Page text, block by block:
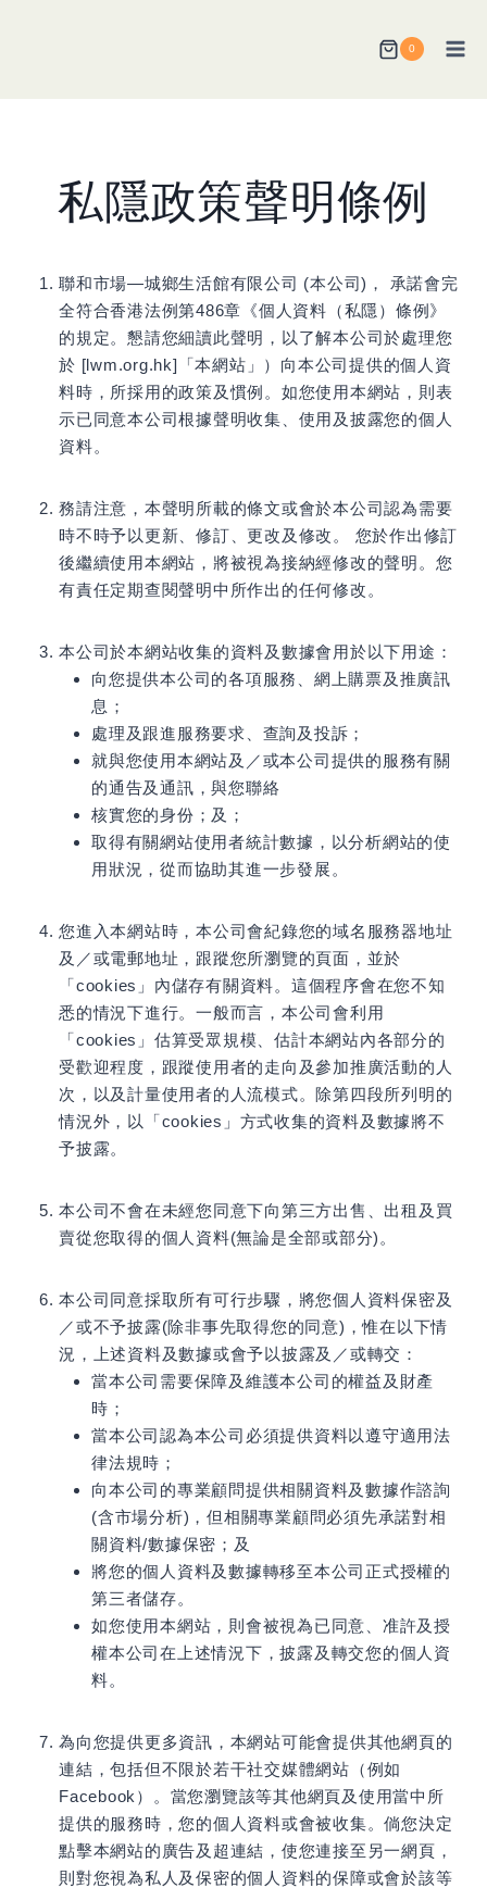
0
私隱政策聲明條例
聯和市場—城鄉生活館有限公司 (本公司)， 承諾會完
全符合香港法例第486章《個人資料（私隱）條例》
的規定。懇請您細讀此聲明，以了解本公司於處理您
於 [lwm.org.hk]「本網站」）向本公司提供的個人資
料時，所採用的政策及慣例。如您使用本網站，則表
示已同意本公司根據聲明收集、使用及披露您的個人
資料。
務請注意，本聲明所載的條文或會於本公司認為需要
時不時予以更新、修訂、更改及修改。 您於作出修訂
後繼續使用本網站，將被視為接納經修改的聲明。您
有責任定期查閱聲明中所作出的任何修改。
本公司於本網站收集的資料及數據會用於以下用途：
向您提供本公司的各項服務、網上購票及推廣訊
息；
處理及跟進服務要求、查詢及投訴；
就與您使用本網站及／或本公司提供的服務有關
的通告及通訊，與您聯絡
核實您的身份；及；
取得有關網站使用者統計數據，以分析網站的使
用狀況，從而協助其進一步發展。
您進入本網站時，本公司會紀錄您的域名服務器地址
及／或電郵地址，跟蹤您所瀏覽的頁面，並於
「cookies」內儲存有關資料。這個程序會在您不知
悉的情況下進行。一般而言，本公司會利用
「cookies」估算受眾規模、估計本網站內各部分的
受歡迎程度，跟蹤使用者的走向及參加推廣活動的人
次，以及計量使用者的人流模式。除第四段所列明的
情況外，以「cookies」方式收集的資料及數據將不
予披露。
本公司不會在未經您同意下向第三方出售、出租及買
賣從您取得的個人資料(無論是全部或部分)。
本公司同意採取所有可行步驟，將您個人資料保密及
／或不予披露(除非事先取得您的同意)，惟在以下情
況，上述資料及數據或會予以披露及／或轉交：
當本公司需要保障及維護本公司的權益及財產
時；
當本公司認為本公司必須提供資料以遵守適用法
律法規時；
向本公司的專業顧問提供相關資料及數據作諮詢
(含市場分析)，但相關專業顧問必須先承諾對相
關資料/數據保密；及
將您的個人資料及數據轉移至本公司正式授權的
第三者儲存。
如您使用本網站，則會被視為已同意、准許及授
權本公司在上述情況下，披露及轉交您的個人資
料。
為向您提供更多資訊，本網站可能會提供其他網頁的
連結，包括但不限於若干社交媒體網站（例如
Facebook）。當您瀏覽該等其他網頁及使用當中所
提供的服務時，您的個人資料或會被收集。倘您決定
點擊本網站的廣告及超連結，使您連接至另一網頁，
則對您視為私人及保密的個人資料的保障或會於該等